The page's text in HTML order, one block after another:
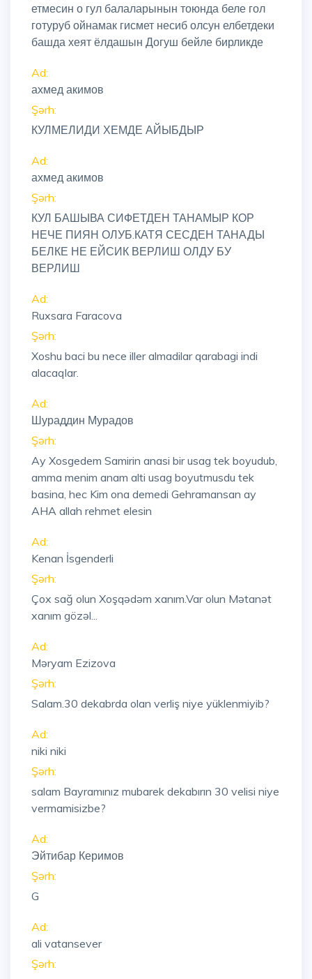
етмесин о гул балаларынын тоюнда беле гол
готуруб ойнамак гисмет несиб олсун елбетдеки
башда хеят ёлдашын Догуш бейле бирликде
Ad:
ахмед акимов
Şərh:
КУЛМЕЛИДИ ХЕМДЕ АЙЫБДЫР
Ad:
ахмед акимов
Şərh:
КУЛ БАШЫВА СИФЕТДЕН ТАНАМЫР КОР
НЕЧЕ ПИЯН ОЛУБ.КАТЯ СЕСДЕН ТАНАДЫ
БЕЛКЕ НЕ ЕЙСИК ВЕРЛИШ ОЛДУ БУ
ВЕРЛИШ
Ad:
Ruxsara Faracova
Şərh:
Xoshu baci bu nece iller almadilar qarabagi indi
alacaqlar.
Ad:
Шураддин Мурадов
Şərh:
Ay Xosgedem Samirin anasi bir usag tek boyudub,
amma menim anam alti usag boyutmusdu tek
basina, hec Kim ona demedi Gehramansan ay
AHA allah rehmet elesin
Ad:
Kenan İsgenderli
Şərh:
Çox sağ olun Xoşqədəm xanım.Var olun Mətanət
xanım gözəl...
Ad:
Məryam Ezizova
Şərh:
Salam.30 dekabrda olan verliş niye yüklenmiyib?
Ad:
niki niki
Şərh:
salam Bayramınız mubarek dekabırın 30 velisi niye
vermamisizbe?
Ad:
Эйтибар Керимов
Şərh:
G
Ad:
ali vatansever
Şərh: